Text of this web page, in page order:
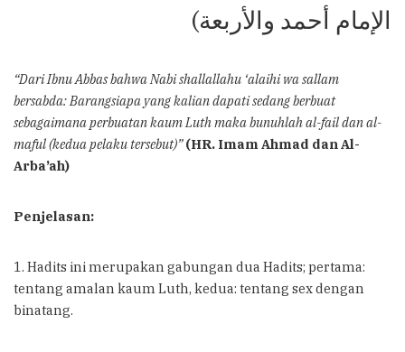
الإمام أحمد والأربعة)
“Dari Ibnu Abbas bahwa Nabi shallallahu ‘alaihi wa sallam
bersabda: Barangsiapa yang kalian dapati sedang berbuat
sebagaimana perbuatan kaum Luth maka bunuhlah al-fail dan al-
maful (kedua pelaku tersebut)” (HR. Imam Ahmad dan Al-
Arba’ah)
Penjelasan:
1. Hadits ini merupakan gabungan dua Hadits; pertama:
tentang amalan kaum Luth, kedua: tentang sex dengan
binatang.